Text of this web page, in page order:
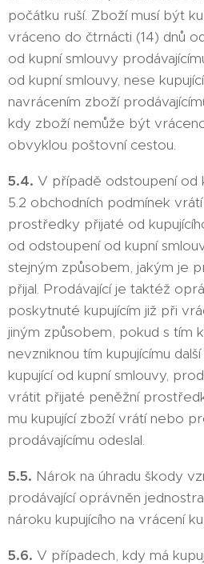
počátku ruší. Zboží musí být
vráceno do čtrnácti (14) dnů
od kupní smlouvy
od kupní smlouvy, nese
navrácením zboží
kdy zboží nemůže být
obvyklou poštovní cestou.
5.4. V případě odstoupení od
5.2 obchodních podmínek
prostředky přijaté od
od odstoupení od kupní
stejným způsobem, jakým je
přijal. Prodávající je taktéž
poskytnuté kupujícím již při
jiným způsobem, pokud s tím
nevzniknou tím kupujícímu
kupující od kupní smlouvy,
vrátit přijaté peněžní
mu kupující zboží vrátí nebo
prodávajícímu odeslal.
5.5. Nárok na úhradu škody
prodávající oprávněn
nároku kupujícího na vrácení
5.6. V případech, kdy má